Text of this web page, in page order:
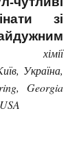
зі
хімії
Україна,
Georgia